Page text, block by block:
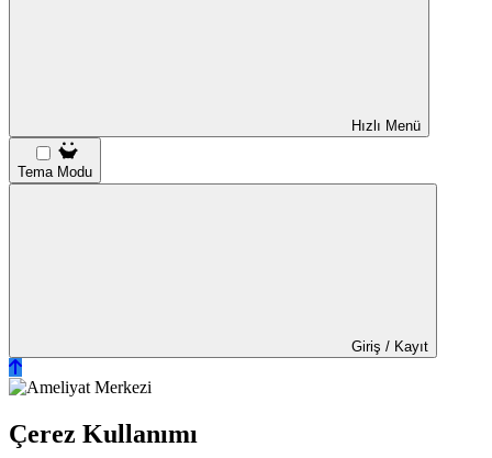
Hızlı Menü
Tema Modu
Giriş / Kayıt
Çerez Kullanımı